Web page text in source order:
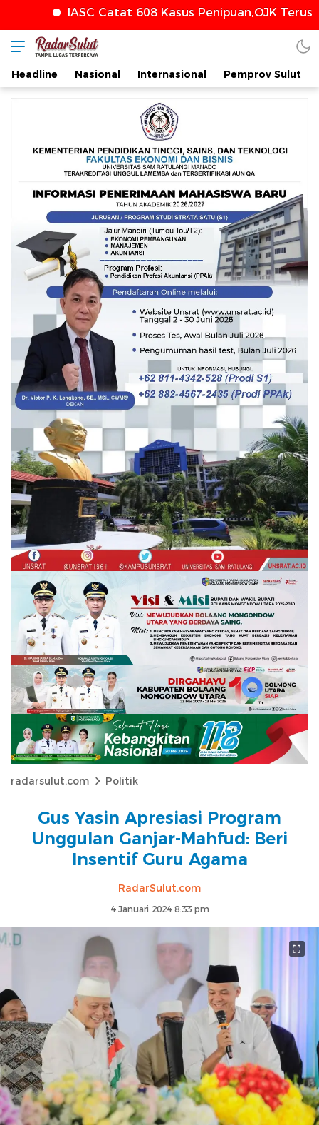
IASC Catat 608 Kasus Penipuan,OJK Terus
Headline Nasional Internasional Pemprov Sulut
radarsulut.com Politik
Gus Yasin Apresiasi Program
Unggulan Ganjar-Mahfud: Beri
Insentif Guru Agama
RadarSulut.com
4 Januari 2024 8:33 pm